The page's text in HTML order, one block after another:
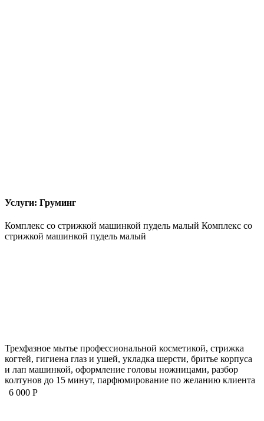
Услуги: Груминг
Комплекс со стрижкой машинкой пудель малый Комплекс со
стрижкой машинкой пудель малый
Трехфазное мытье профессиональной косметикой, стрижка
когтей, гигиена глаз и ушей, укладка шерсти, бритье корпуса
и лап машинкой, оформление головы ножницами, разбор
колтунов до 15 минут, парфюмирование по желанию клиента
6 000 Р